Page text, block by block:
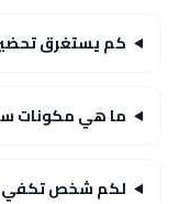
كم يستغرق
ما هي مكونات
لكم شخص تكفي